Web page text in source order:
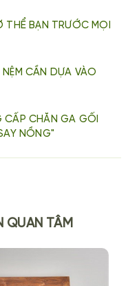
THỂ BẠN TRƯỚC MỌI
CẦN DỰA VÀO
CẤP CHĂN GA GỐI
NỒNG"
QUAN TÂM